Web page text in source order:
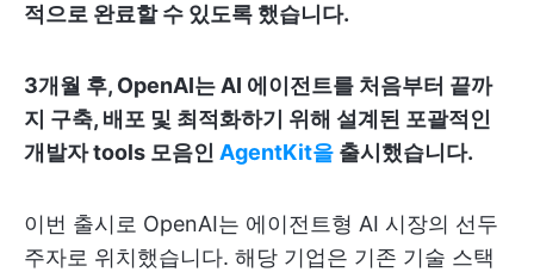
적으로 완료할 수 있도록 했습니다.
3개월 후, OpenAI는 AI 에이전트를 처음부터 끝까
지 구축, 배포 및 최적화하기 위해 설계된 포괄적인
개발자 tools 모음인 AgentKit을 출시했습니다.
이번 출시로 OpenAI는 에이전트형 AI 시장의 선두
주자로 위치했습니다. 해당 기업은 기존 기술 스택